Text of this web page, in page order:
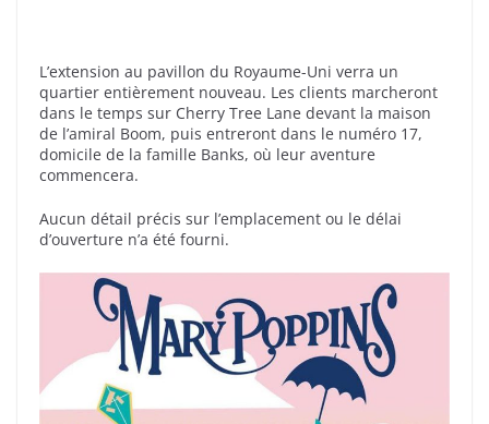
L’extension au pavillon du Royaume-Uni verra un
quartier entièrement nouveau. Les clients marcheront
dans le temps sur Cherry Tree Lane devant la maison
de l’amiral Boom, puis entreront dans le numéro 17,
domicile de la famille Banks, où leur aventure
commencera.
Aucun détail précis sur l’emplacement ou le délai
d’ouverture n’a été fourni.